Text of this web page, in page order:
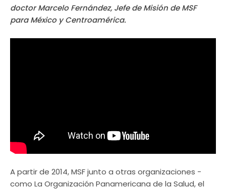
doctor Marcelo Fernández, Jefe de Misión de MSF
para México y Centroamérica.
A partir de 2014, MSF junto a otras organizaciones -
como La Organización Panamericana de la Salud, el